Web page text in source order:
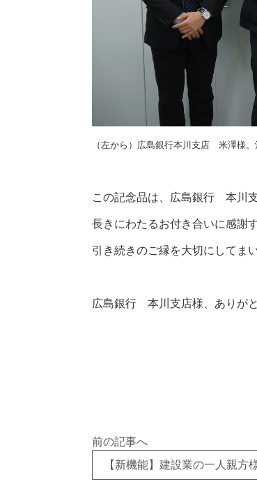
（左から）広島銀行本川支店 米澤様
この記念品は、広島銀行 本川
長きにわたるお付き合いに感謝
引き続きのご縁を大切にしてま
広島銀行 本川支店様、ありが
前の記事へ